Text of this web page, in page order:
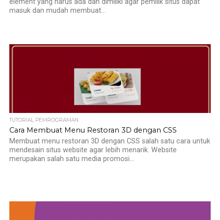
element yang harus ada dan dimiliki agar pemilik situs dapat
masuk dan mudah membuat...
TUTORIAL PEMROGRAMAN
Cara Membuat Menu Restoran 3D dengan CSS
Membuat menu restoran 3D dengan CSS salah satu cara untuk
mendesain situs website agar lebih menarik. Website
merupakan salah satu media promosi...